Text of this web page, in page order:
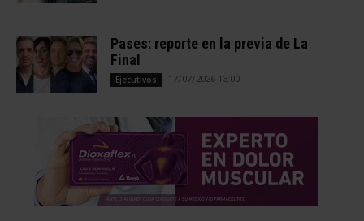
Pases: reporte en la previa de La
Final
Ejecutivos 17/07/2026 13:00